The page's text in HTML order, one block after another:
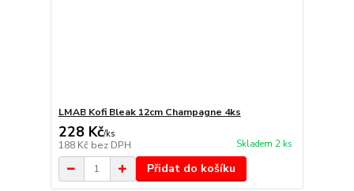
LMAB Kofi Bleak 12cm Champagne 4ks
228 Kč/ks
188 Kč bez DPH Skladem 2 ks
Přidat do košíku